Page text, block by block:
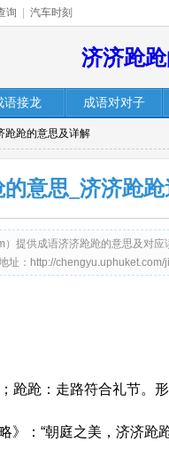
询 汽车时刻
济济跄
语接龙 成语对对子
跄跄的意思及详解
意思_济济跄
提供成语济济跄跄的意思及对
址：http://
跄跄：走路符合礼节。
》：“朝庭之美，济济跄